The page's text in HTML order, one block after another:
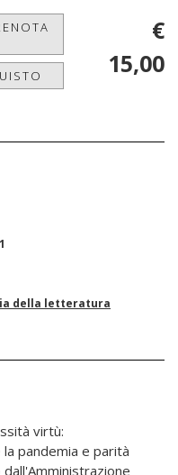
€
15,00
della letteratura
virtù:
pandemia e parità